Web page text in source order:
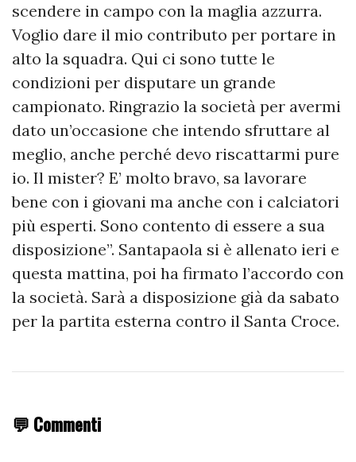
scendere in campo con la maglia azzurra.
Voglio dare il mio contributo per portare in
alto la squadra. Qui ci sono tutte le
condizioni per disputare un grande
campionato. Ringrazio la società per avermi
dato un’occasione che intendo sfruttare al
meglio, anche perché devo riscattarmi pure
io. Il mister? E’ molto bravo, sa lavorare
bene con i giovani ma anche con i calciatori
più esperti. Sono contento di essere a sua
disposizione”. Santapaola si è allenato ieri e
questa mattina, poi ha firmato l’accordo con
la società. Sarà a disposizione già da sabato
per la partita esterna contro il Santa Croce.
💬 Commenti